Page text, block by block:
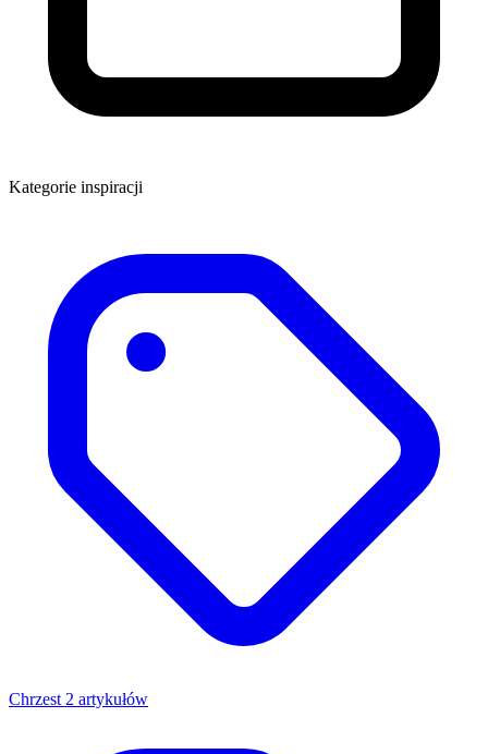
Kategorie inspiracji
Chrzest 2 artykułów